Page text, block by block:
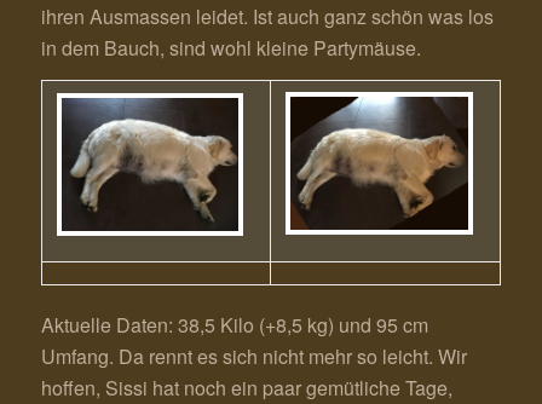
ihren Ausmassen leidet. Ist auch ganz schön was los
in dem Bauch, sind wohl kleine Partymäuse.
Aktuelle Daten: 38,5 Kilo (+8,5 kg) und 95 cm
Umfang. Da rennt es sich nicht mehr so leicht. Wir
hoffen, Sissi hat noch ein paar gemütliche Tage,